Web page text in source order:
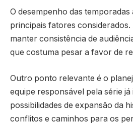
O desempenho das
principais fatores considerados.
manter consistência de
que costuma pesar a favor de
Outro ponto relevante é o
equipe responsável pela série
possibilidades de expansão da
conflitos e caminhos para os